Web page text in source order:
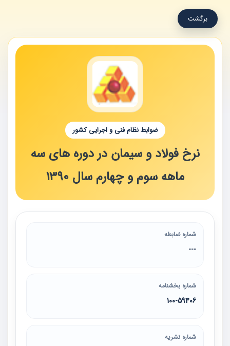
برگشت
ضوابط نظام فنی و اجرایی کشور
نرخ فولاد و سیمان در دوره های سه
ماهه سوم و چهارم سال 1390
شماره ضابطه
---
شماره بخشنامه
100-59406
شماره نشریه